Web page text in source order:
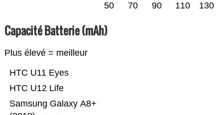
50 70 90 110 130
Capacité Batterie (mAh)
Plus élevé = meilleur
Samsung Galaxy A8+
HTC U12 Life
HTC U11 Eyes